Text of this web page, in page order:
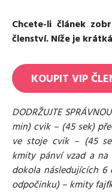
Chcete-li článek
členství. Níže je
KOUPIT VIP
DODRŽUJTE
min) cvik – (45 sek)
ve stoje cvik – (45
kmity pánví vzad a na
dokola následujících
odpočinku) – kmity